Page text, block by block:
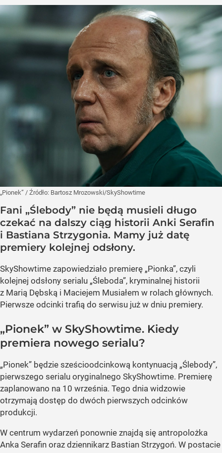
„Pionek” / Źródło: Bartosz Mrozowski/SkyShowtime
Fani „Ślebody” nie będą musieli długo
czekać na dalszy ciąg historii Anki Serafin
i Bastiana Strzygonia. Mamy już datę
premiery kolejnej odsłony.
SkyShowtime zapowiedziało premierę „Pionka”, czyli
kolejnej odsłony serialu „Śleboda”, kryminalnej historii
z Marią Dębską i Maciejem Musiałem w rolach głównych.
Pierwsze odcinki trafią do serwisu już w dniu premiery.
„Pionek” w SkyShowtime. Kiedy
premiera nowego serialu?
„Pionek” będzie sześcioodcinkową kontynuacją „Ślebody”,
pierwszego serialu oryginalnego SkyShowtime. Premierę
zaplanowano na 10 września. Tego dnia widzowie
otrzymają dostęp do dwóch pierwszych odcinków
produkcji.
W centrum wydarzeń ponownie znajdą się antropolożka
Anka Serafin oraz dziennikarz Bastian Strzygoń. W postacie